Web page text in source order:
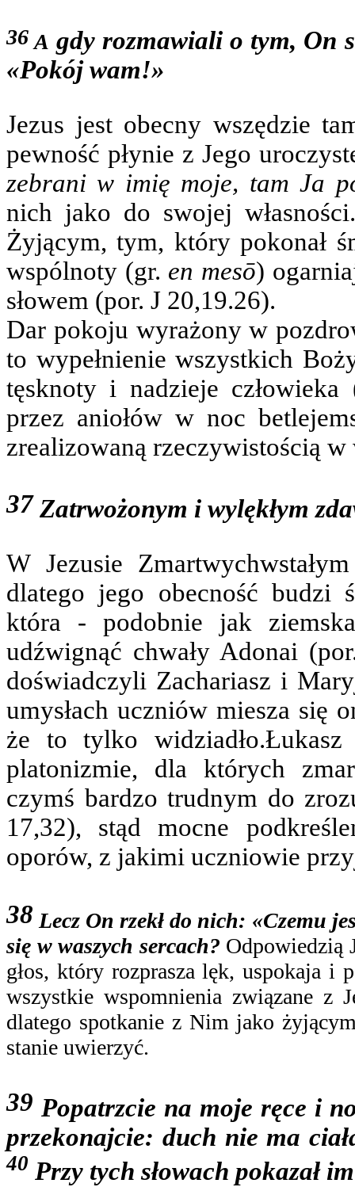
36A gdy rozmawiali o tym, On
«Pokój wam!»
Jezus jest obecny wszędzie
pewność płynie z Jego
zebrani w imię moje, tam Ja
nich jako do swojej
Żyjącym, tym, który pokonał
wspólnoty (gr. en mesō)
słowem (por. J 20,19.26).
Dar pokoju wyrażony w
to wypełnienie wszystkich
tęsknoty i nadzieje
przez aniołów w noc
zrealizowaną rzeczywistością
37 Zatrwożonym i wylękłym
W Jezusie
dlatego jego obecność budzi
która ‑ podobnie jak
udźwignąć chwały Adonai
doświadczyli Zachariasz i
umysłach uczniów miesza się
że to tylko widziadło.
platonizmie, dla których
czymś bardzo trudnym do
17,32), stąd mocne
oporów, z jakimi uczniowie
38 Lecz On rzekł do nich: «Czemu
się w waszych sercach? Odpowiedzią
głos, który rozprasza lęk, uspokaja i
wszystkie wspomnienia związane z
dlatego spotkanie z Nim jako
stanie uwierzyć.
39 Popatrzcie na moje ręce i
przekonajcie: duch nie ma
40 Przy tych słowach pokazał